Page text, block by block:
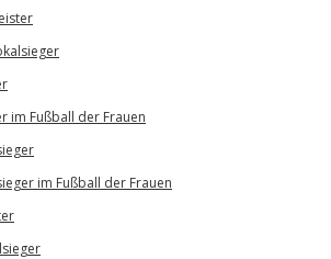
im Fußball der Frauen
im Fußball der Frauen